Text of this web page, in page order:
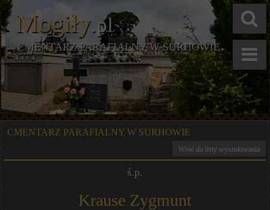
Mogiły.pl
CMENTARZ PARAFIALNY W SURHOWIE
CMENTARZ PARAFIALNY W SURHOWIE
Wróć do listy wyszukiwania
ś.p.
Krause Zygmunt